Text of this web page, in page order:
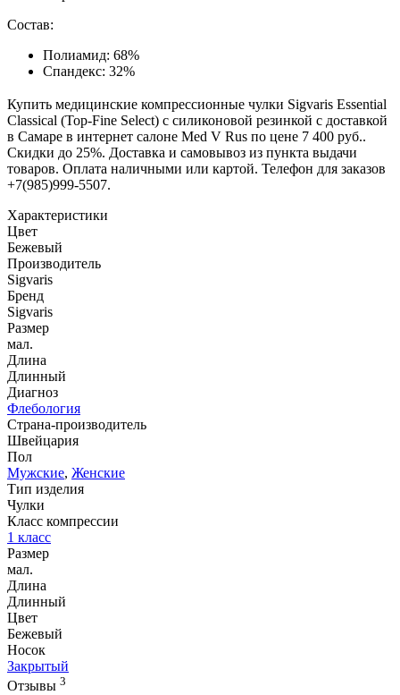
Состав:
Полиамид: 68%
Спандекс: 32%
Купить медицинские компрессионные чулки Sigvaris Essential
Classical (Top-Fine Select) с силиконовой резинкой с доставкой
в Самаре в интернет салоне Med V Rus по цене 7 400 руб..
Скидки до 25%. Доставка и самовывоз из пункта выдачи
товаров. Оплата наличными или картой. Телефон для заказов
+7(985)999-5507.
Характеристики
Цвет
Бежевый
Производитель
Sigvaris
Бренд
Sigvaris
Размер
мал.
Длина
Длинный
Диагноз
Флебология
Страна-производитель
Швейцария
Пол
Мужские, Женские
Тип изделия
Чулки
Класс компрессии
1 класс
Размер
мал.
Длина
Длинный
Цвет
Бежевый
Носок
Закрытый
Отзывы 3